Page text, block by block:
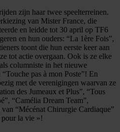
zijn haar twee speelterreinen.
van Mister France, die
en leidde tot 30 april op TF6
en hun ouders: “La 1ère Fois”,
toont die hun eerste keer aan
tot actie overgaan. Ook is ze elke
columniste in het nieuwe
pas à mon Poste”! En
met de verenigingen waarvan ze
des Jumeaux et Plus”, “Tous
“Camélia Dream Team”,
“Mécénat Chirurgie Cardiaque”
la vie »!